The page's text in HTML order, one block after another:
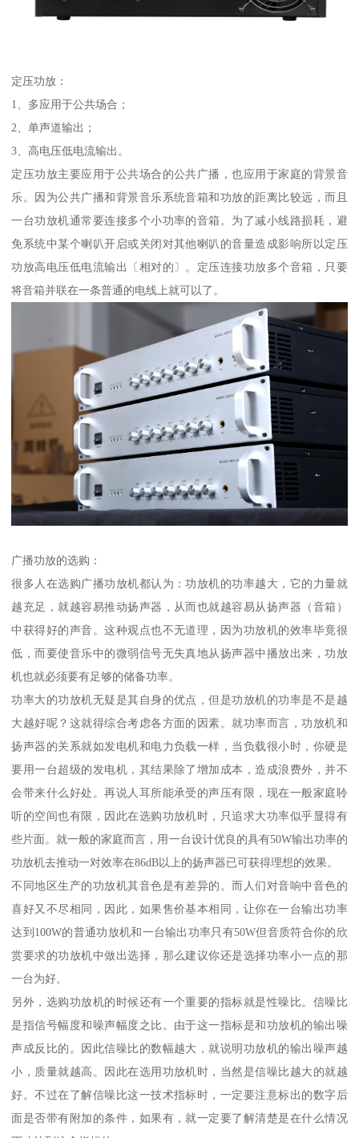
定压功放：
1、多应用于公共场合；
2、单声道输出；
3、高电压低电流输出。
定压功放主要应用于公共场合的公共广播，也应用于家庭的背景音
乐。因为公共广播和背景音乐系统音箱和功放的距离比较远，而且
一台功放机通常要连接多个小功率的音箱。为了减小线路损耗，避
免系统中某个喇叭开启或关闭对其他喇叭的音量造成影响所以定压
功放高电压低电流输出〔相对的〕。定压连接功放多个音箱，只要
将音箱并联在一条普通的电线上就可以了。
广播功放的选购：
很多人在选购广播功放机都认为：功放机的功率越大，它的力量就
越充足，就越容易推动扬声器，从而也就越容易从扬声器（音箱）
中获得好的声音。这种观点也不无道理，因为功放机的效率毕竟很
低，而要使音乐中的微弱信号无失真地从扬声器中播放出来，功放
机也就必须要有足够的储备功率。
功率大的功放机无疑是其自身的优点，但是功放机的功率是不是越
大越好呢？这就得综合考虑各方面的因素。就功率而言，功放机和
扬声器的关系就如发电机和电力负载一样，当负载很小时，你硬是
要用一台超级的发电机，其结果除了增加成本，造成浪费外，并不
会带来什么好处。再说人耳所能承受的声压有限，现在一般家庭聆
听的空间也有限，因此在选购功放机时，只追求大功率似乎显得有
些片面。就一般的家庭而言，用一台设计优良的具有50W输出功率的
功放机去推动一对效率在86dB以上的扬声器已可获得理想的效果。
不同地区生产的功放机其音色是有差异的。而人们对音响中音色的
喜好又不尽相同，因此，如果售价基本相同，让你在一台输出功率
达到100W的普通功放机和一台输出功率只有50W但音质符合你的欣
赏要求的功放机中做出选择，那么建议你还是选择功率小一点的那
一台为好。
另外，选购功放机的时候还有一个重要的指标就是性噪比。信噪比
是指信号幅度和噪声幅度之比。由于这一指标是和功放机的输出噪
声成反比的。因此信噪比的数幅越大，就说明功放机的输出噪声越
小，质量就越高。因此在选用功放机时，当然是信噪比越大的就越
好。不过在了解信噪比这一技术指标时，一定要注意标出的数字后
面是否带有附加的条件，如果有，就一定要了解清楚是在什么情况